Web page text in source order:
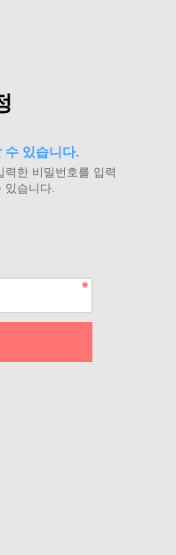
수 있습니다.
한 비밀번호를 입력
있습니다.